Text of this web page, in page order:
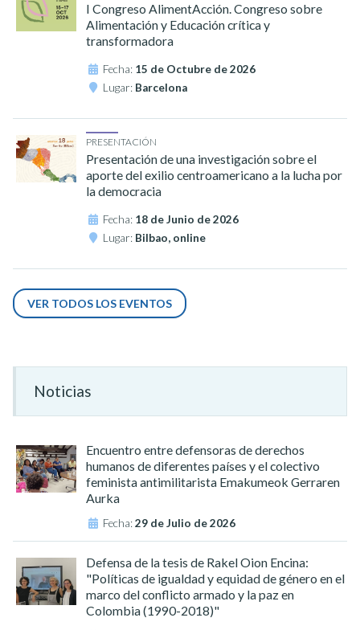
I Congreso AlimentAcción. Congreso sobre
Alimentación y Educación crítica y
transformadora
Fecha: 15 de Octubre de 2026
Lugar: Barcelona
PRESENTACIÓN
Presentación de una investigación sobre el
aporte del exilio centroamericano a la lucha por
la democracia
Fecha: 18 de Junio de 2026
Lugar: Bilbao, online
VER TODOS LOS EVENTOS
Noticias
Encuentro entre defensoras de derechos
humanos de diferentes países y el colectivo
feminista antimilitarista Emakumeok Gerraren
Aurka
Fecha:29 de Julio de 2026
Defensa de la tesis de Rakel Oion Encina:
"Políticas de igualdad y equidad de género en el
marco del conflicto armado y la paz en
Colombia (1990-2018)"